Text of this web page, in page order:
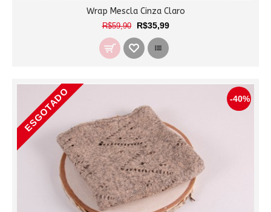
Wrap Mescla Cinza Claro
R$59,90 R$35,99
-40%
ESGOTADO